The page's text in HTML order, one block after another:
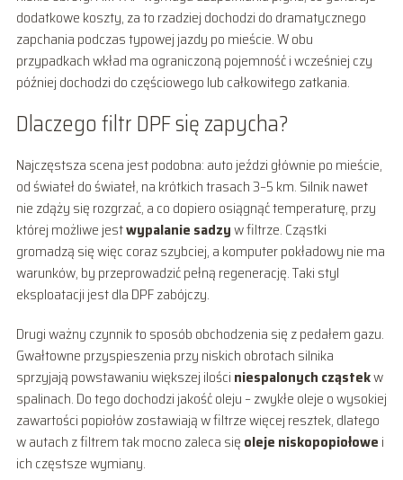
dodatkowe koszty, za to rzadziej dochodzi do dramatycznego
zapchania podczas typowej jazdy po mieście. W obu
przypadkach wkład ma ograniczoną pojemność i wcześniej czy
później dochodzi do częściowego lub całkowitego zatkania.
Dlaczego filtr DPF się zapycha?
Najczęstsza scena jest podobna: auto jeździ głównie po mieście,
od świateł do świateł, na krótkich trasach 3–5 km. Silnik nawet
nie zdąży się rozgrzać, a co dopiero osiągnąć temperaturę, przy
której możliwe jestwypalanie sadzyw filtrze. Cząstki
gromadzą się więc coraz szybciej, a komputer pokładowy nie ma
warunków, by przeprowadzić pełną regenerację. Taki styl
eksploatacji jest dla DPF zabójczy.
Drugi ważny czynnik to sposób obchodzenia się z pedałem gazu.
Gwałtowne przyspieszenia przy niskich obrotach silnika
sprzyjają powstawaniu większej ilości niespalonych cząstekw
spalinach. Do tego dochodzi jakość oleju – zwykłe oleje o wysokiej
zawartości popiołów zostawiają w filtrze więcej resztek, dlatego
w autach z filtrem tak mocno zaleca się oleje niskopopiołowe i
ich częstsze wymiany.